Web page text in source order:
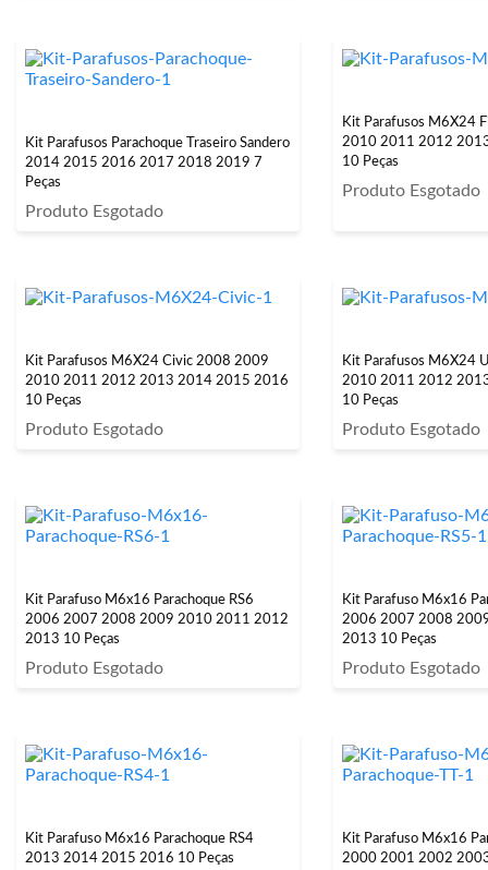
Kit Parafusos Parachoque Traseiro Sandero
2014 2015 2016 2017 2018 2019 7
Peças
Produto Esgotado
Kit Parafusos M6X24
2010 2011 2012
10 Peças
Produto Esgotado
Kit Parafusos M6X24 Civic 2008 2009
2010 2011 2012 2013 2014 2015 2016
10 Peças
Produto Esgotado
Kit Parafusos M6X24
2010 2011 2012
10 Peças
Produto Esgotado
Kit Parafuso M6x16 Parachoque RS6
2006 2007 2008 2009 2010 2011 2012
2013 10 Peças
Produto Esgotado
Kit Parafuso M6x16
2006 2007 2008
2013 10 Peças
Produto Esgotado
Kit Parafuso M6x16 Parachoque RS4
2013 2014 2015 2016 10 Peças
Kit Parafuso M6x16
2000 2001 2002